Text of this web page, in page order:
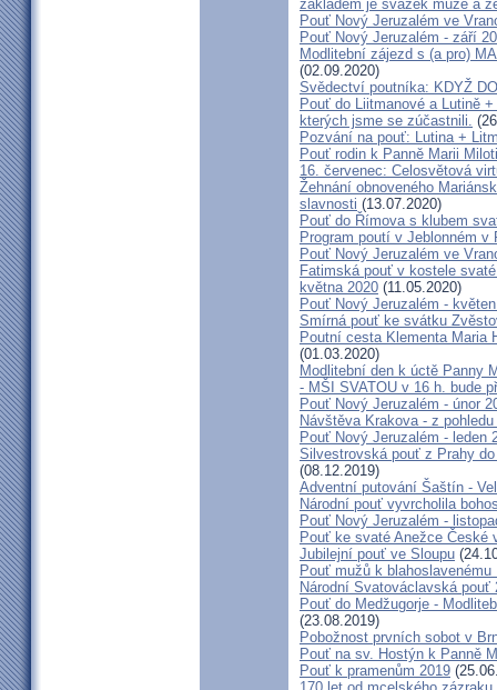
základem je svazek muže a
Pouť Nový Jeruzalém ve
Pouť Nový Jeruzalém - září
Modlitební zájezd s (a pro)
(02.09.2020)
Svědectví poutníka: KDYŽ
Pouť do Liitmanové a Lutině
kterých jsme se zúčastnili.
Pozvání na pouť: Lutina +
Pouť rodin k Panně Marii
16. červenec: Celosvětová
Žehnání obnoveného
slavnosti (13.07.2020)
Pouť do Římova s klubem
Program poutí v Jeblonném v
Pouť Nový Jeruzalém ve
Fatimská pouť v kostele
května 2020 (11.05.2020)
Pouť Nový Jeruzalém -
Smírná pouť ke svátku
Poutní cesta Klementa Maria
(01.03.2020)
Modlitební den k úctě Panny
- MŠI SVATOU v 16 h. bude
Pouť Nový Jeruzalém - únor
Návštěva Krakova - z
Pouť Nový Jeruzalém - leden
Silvestrovská pouť z Prahy
(08.12.2019)
Adventní putování Šaštín -
Národní pouť vyvrcholila
Pouť Nový Jeruzalém -
Pouť ke svaté Anežce České
Jubilejní pouť ve Sloupu
Pouť mužů k
Národní Svatováclavská pouť
Pouť do Medžugorje -
(23.08.2019)
Pobožnost prvních sobot v
Pouť na sv. Hostýn k Panně
Pouť k pramenům 2019